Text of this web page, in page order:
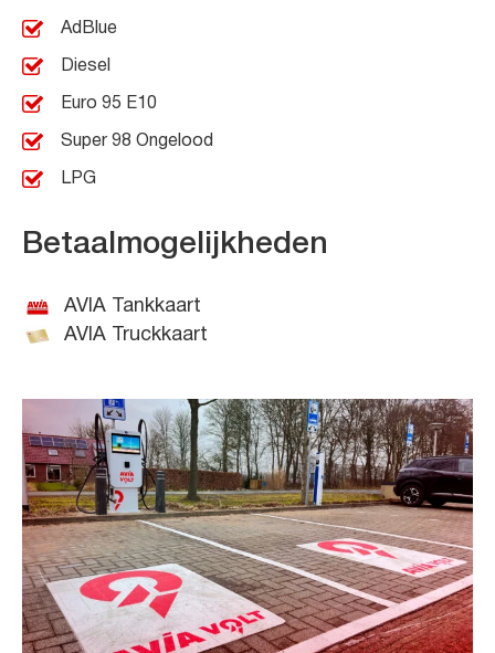
AdBlue
Diesel
Euro 95 E10
Super 98 Ongelood
LPG
Betaalmogelijkheden
AVIA Tankkaart
AVIA Truckkaart